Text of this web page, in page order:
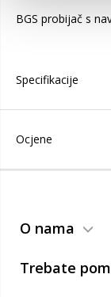
BGS probijač s
Specifikacije
Ocjene
O nama
Trebate